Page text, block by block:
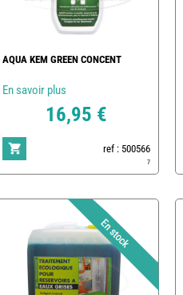
AQUA KEM GREEN CONCENT
En savoir plus
16,95 €
ref : 500566
7